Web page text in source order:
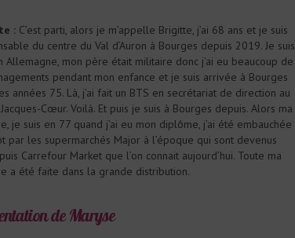
: C’est parti, alors je m’appelle Brigitte, j’ai 68 ans et je suis
du centre du Val d’Auron à Bourges depuis 2019. Je suis
Allemagne, mon père était militaire donc j’ai eu beaucoup de
pendant mon enfance et je suis arrivée à Bourges
années 75. Là, j’ai fait un BTS en secrétariat de direction au
Cœur. Voilà. Et puis je suis à Bourges depuis. Alors ma
je suis en 77 quand j’ai eu mon diplôme, j’ai été embauchée
par les supermarchés Major à l’époque qui sont devenus
Carrefour Market que l’on connait aujourd’hui. Toute ma
a été faite dans la grande distribution.
de Maryse